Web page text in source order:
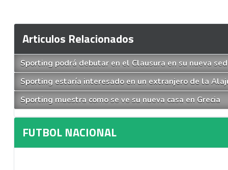
Articulos Relacionados
Sporting podrá debutar en el Clausura en su nueva
Sporting estaría interesado en un extranjero de la
Sporting muestra como se ve su nueva casa en Grecia
FUTBOL NACIONAL